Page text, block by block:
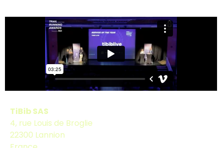
TiBib SAS
4, rue Louis de Broglie
22300 Lannion